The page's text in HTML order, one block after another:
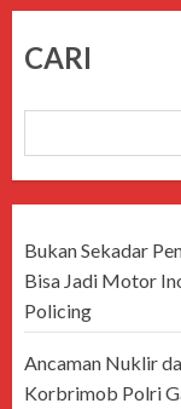
CARI
Bukan Sekadar
Bisa Jadi Motor
Policing
Ancaman Nuklir
Korbrimob Polri